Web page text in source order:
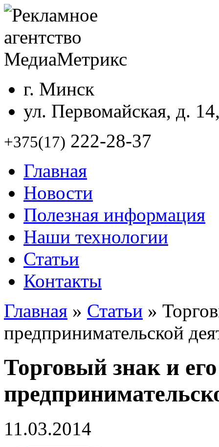
г. Минск
ул. Первомайская, д.
+375(17) 222-28-37
Главная
Новости
Полезная информация
Наши технологии
Статьи
Контакты
Главная » Статьи »
предпринимательской
Торговый знак и
11.03.2014